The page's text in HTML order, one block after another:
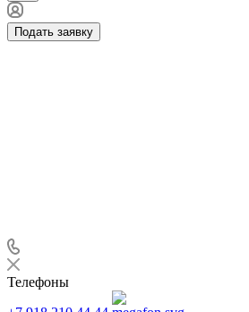
Подать заявку
Телефоны